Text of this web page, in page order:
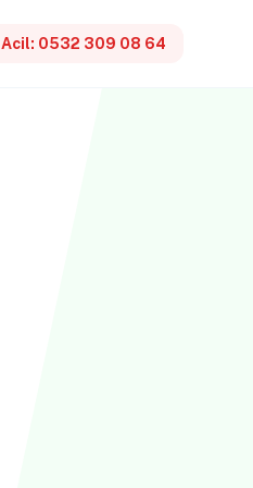
Acil: 0532 309 08 64